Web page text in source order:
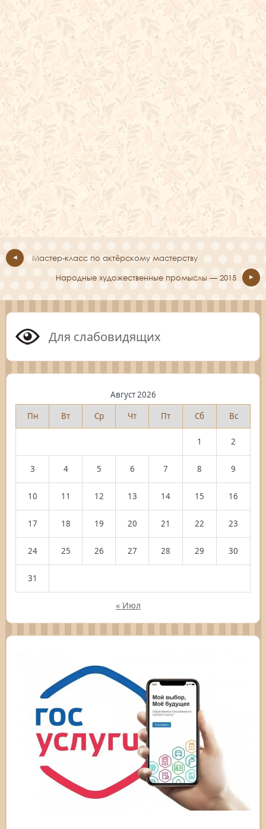
Мастер-класс по актёрскому мастерству
Народные художественные промыслы — 2015
Для слабовидящих
Август 2026
Пн
Вт Ср Чт Пт Сб Вс
1 2
3 4 5 6 7 8 9
10 11 12 13 14 15 16
17 18 19 20 21 22 23
24 25 26 27 28 29 30
31
« Июл